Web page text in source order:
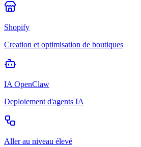
Shopify
Creation et optimisation de boutiques
IA OpenClaw
Deploiement d'agents IA
Aller au niveau élevé